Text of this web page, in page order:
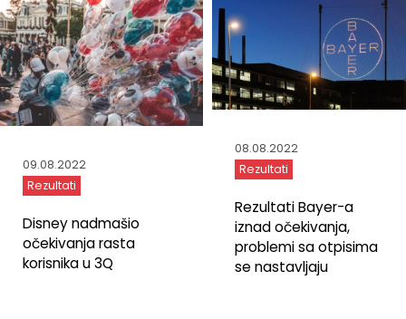
09.08.2022
Rezultati
Disney nadmašio
očekivanja rasta
korisnika u 3Q
08.08.2022
Rezultati
Rezultati Bayer-a
iznad očekivanja,
problemi sa otpisima
se nastavljaju